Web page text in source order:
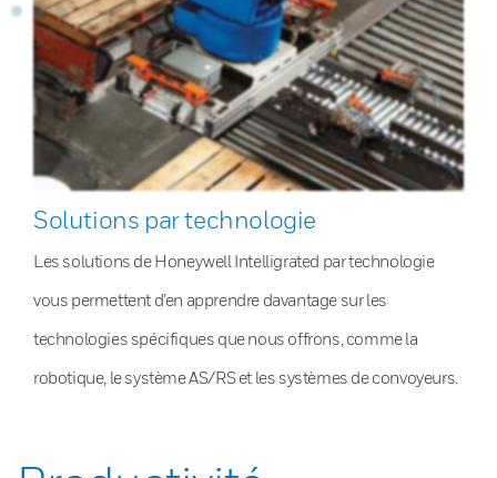
Solutions par technologie
Les solutions de Honeywell Intelligrated par technologie
vous permettent d’en apprendre davantage sur les
technologies spécifiques que nous offrons, comme la
robotique, le système AS/RS et les systèmes de convoyeurs.